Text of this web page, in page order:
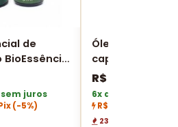
de
sem juros
(-5%)
Óleo essencial
capim limão
BioEssência -
R$
6x de R$ 8,17 sem
R$ 46,55 no Pix
23 vendidos